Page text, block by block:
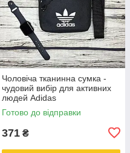
Чоловіча тканинна сумка -
чудовий вибір для активних
людей Adidas
Готово до відправки
371 ₴